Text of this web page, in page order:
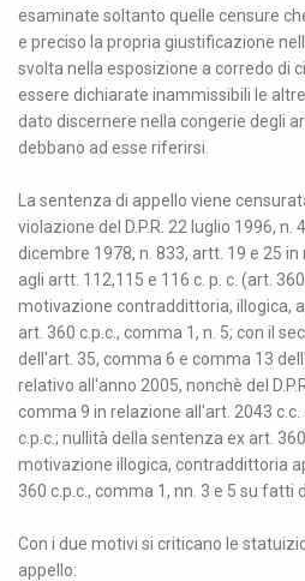
esaminate soltanto quelle censure
e preciso la propria giustificazione
svolta nella esposizione a corredo di
essere dichiarate inammissibili le
dato discernere nella congerie degli
debbano ad esse riferirsi.
La sentenza di appello viene
violazione del D.P.R. 22 luglio 1996, n.
dicembre 1978, n. 833, artt. 19 e 25
agli artt. 112,115 e 116 c. p. c. (art.
motivazione contraddittoria, illogica,
art. 360 c.p.c., comma 1, n. 5; con il
dell'art. 35, comma 6 e comma 13
relativo all'anno 2005, nonchè del
comma 9 in relazione all'art. 2043
c.p.c.; nullità della sentenza ex art.
motivazione illogica, contraddittoria
360 c.p.c., comma 1, nn. 3 e 5 su fatti
Con i due motivi si criticano le
appello: